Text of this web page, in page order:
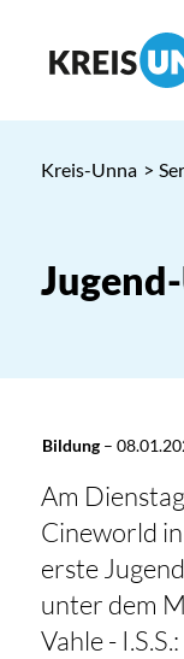
Kreis-Unna >
Bildung–
Am
Cineworld
erste
unter dem
Vahle -